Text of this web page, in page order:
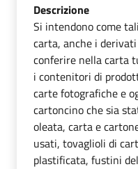
Descrizione
Si intendono come
carta, anche i
conferire nella carta
i contenitori di
carte fotografiche e
cartoncino che sia
oleata, carta e
usati, tovaglioli di
plastificata, fustini